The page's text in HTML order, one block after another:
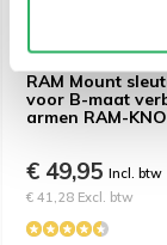
RAM Mount
voor B-maat
armen RAM-
€ 49,95 Incl. btw
€ 41,28 Excl. btw